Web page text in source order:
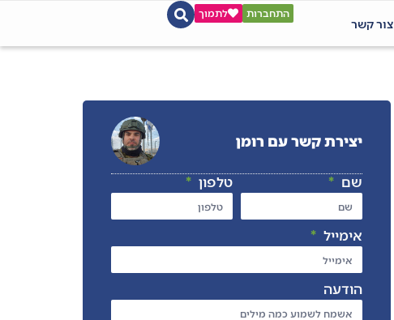
צור קשר
התחברות לתמוך
יצירת קשר עם רומן
שם טלפון
אימייל
הודעה